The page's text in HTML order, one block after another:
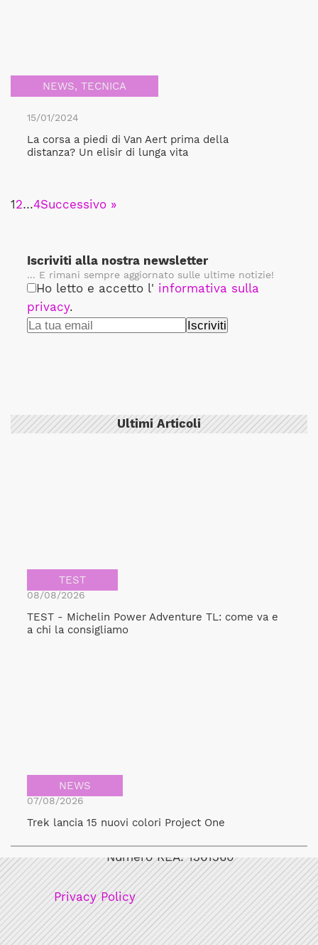
NEWS, TECNICA
15/01/2024
La corsa a piedi di Van Aert prima della
distanza? Un elisir di lunga vita
12…4Successivo »
Iscriviti alla nostra newsletter
... E rimani sempre aggiornato sulle ultime notizie!
Ho letto e accetto l' informativa sulla
privacy.
Ultimi Articoli
TEST
08/08/2026
TEST - Michelin Power Adventure TL: come va e
a chi la consigliamo
NEWS
07/08/2026
Trek lancia 15 nuovi colori Project One
Bicicult srl
Numero REA: 1361360
Privacy Policy